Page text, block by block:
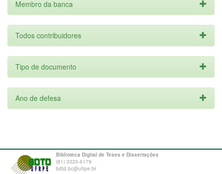
Membro da banca
Todos contribuidores
Tipo de documento
Ano de defesa
Biblioteca Digital de Teses e Dissertações
(81) 3320-6179
bdtd.bc@ufrpe.br